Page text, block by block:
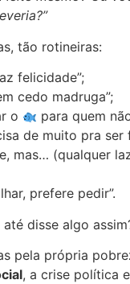
tão rotineiras:
felicidade”;
cedo madruga”;
o
para quem
de muito pra ser
mas… (qualquer
prefere pedir”.
disse algo
pela própria
, a crise política